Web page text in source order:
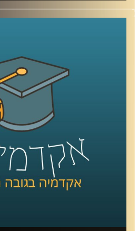
בזמן שבישראל עוד מתלבטים איך
סין כבר פועלת: מתווכת, מגשרת,
בפרק הזה של אקדמיקס, זכיתי לארח
ראש תכניות ישראל–אסיה במכון אבא
דיפלומט לשעבר בבייג’ינג וד”ר
ולהבין מה סין רוצה מאיתנו? מה
למה היא מגיבה בעמימות כשהחמאס
(אם בכלל) להשפיע על היחסים איתה
קרדיט תמונות:AudioVersity